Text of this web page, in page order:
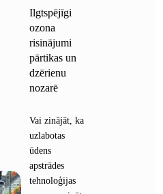
Ilgtspējīgi
ozona
risinājumi
pārtikas un
dzērienu
nozarē
Vai zinājāt, ka
uzlabotas
ūdens
apstrādes
tehnoloģijas